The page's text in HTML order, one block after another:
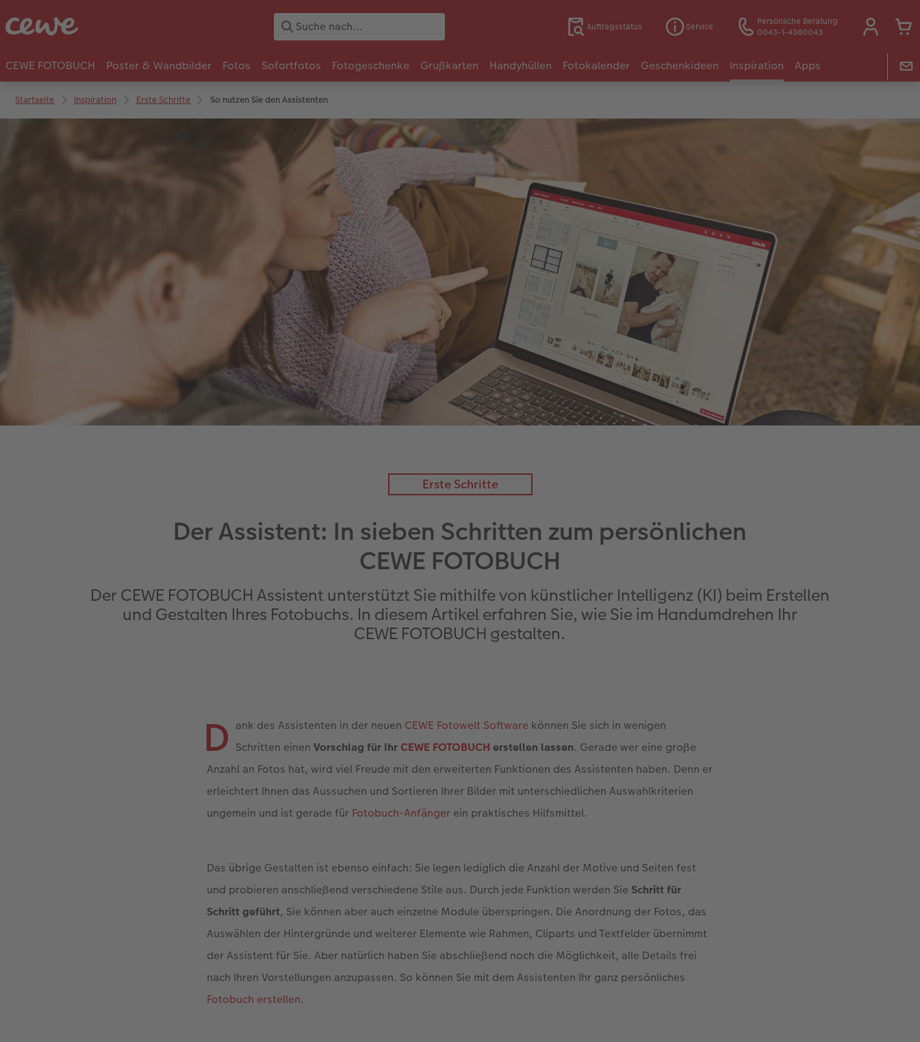
Auftragsstatus Service
Persönliche Beratung
0043-1-4360043
CEWE FOTOBUCH Poster & Wandbilder Fotos Sofortfotos Fotogeschenke Grußkarten Handyhüllen Fotokalender Geschenkideen Inspiration Apps
Startseite Inspiration Erste Schritte So nutzen Sie den Assistenten
Erste Schritte
Der Assistent: In sieben Schritten zum persönlichen
CEWE FOTOBUCH
Der CEWE FOTOBUCH Assistent unterstützt Sie mithilfe von künstlicher Intelligenz (KI) beim Erstellen
und Gestalten Ihres Fotobuchs. In diesem Artikel erfahren Sie, wie Sie im Handumdrehen Ihr
CEWE FOTOBUCH gestalten.
D ank des Assistenten in der neuen CEWE Fotowelt Software können Sie sich in wenigen
Schritten einen Vorschlag für Ihr CEWE FOTOBUCH erstellen lassen. Gerade wer eine große
Anzahl an Fotos hat, wird viel Freude mit den erweiterten Funktionen des Assistenten haben. Denn er
erleichtert Ihnen das Aussuchen und Sortieren Ihrer Bilder mit unterschiedlichen Auswahlkriterien
ungemein und ist gerade für Fotobuch-Anfänger ein praktisches Hilfsmittel.
Das übrige Gestalten ist ebenso einfach: Sie legen lediglich die Anzahl der Motive und Seiten fest
und probieren anschließend verschiedene Stile aus. Durch jede Funktion werden Sie Schritt für
Schritt geführt, Sie können aber auch einzelne Module überspringen. Die Anordnung der Fotos, das
Auswählen der Hintergründe und weiterer Elemente wie Rahmen, Cliparts und Textfelder übernimmt
der Assistent für Sie. Aber natürlich haben Sie abschließend noch die Möglichkeit, alle Details frei
nach Ihren Vorstellungen anzupassen. So können Sie mit dem Assistenten Ihr ganz persönliches
Fotobuch erstellen.